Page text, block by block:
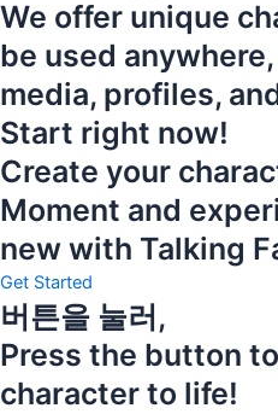
We offer unique
be used
media, profiles,
Start right now!
Create your
Moment and
new with Talking
Get Started
버튼을 눌러,
Press the button
character to life!